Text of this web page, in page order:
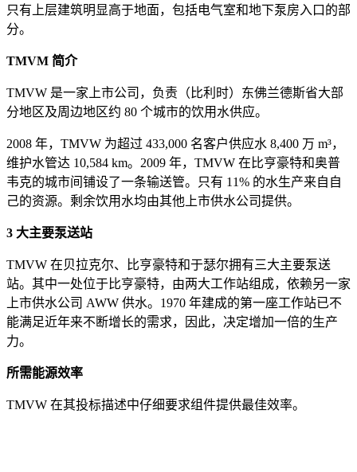
只有上层建筑明显高于地面，包括电气室和地下泵房入口的部
分。
TMVM 简介
TMVW 是一家上市公司，负责（比利时）东佛兰德斯省大部
分地区及周边地区约 80 个城市的饮用水供应。
2008 年，TMVW 为超过 433,000 名客户供应水 8,400 万 m³，
维护水管达 10,584 km。2009 年，TMVW 在比亨豪特和奥普
韦克的城市间铺设了一条输送管。只有 11% 的水生产来自自
己的资源。剩余饮用水均由其他上市供水公司提供。
3 大主要泵送站
TMVW 在贝拉克尔、比亨豪特和于瑟尔拥有三大主要泵送
站。其中一处位于比亨豪特，由两大工作站组成，依赖另一家
上市供水公司 AWW 供水。1970 年建成的第一座工作站已不
能满足近年来不断增长的需求，因此，决定增加一倍的生产
力。
所需能源效率
TMVW 在其投标描述中仔细要求组件提供最佳效率。